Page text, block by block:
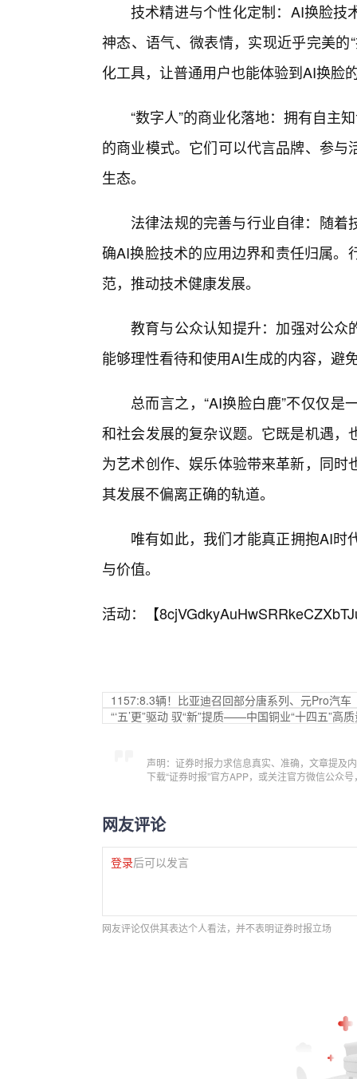
技术精进与个性化定制：AI换脸技
神态、语气、微表情，实现近乎完美
化工具，让普通用户也能体验到AI换脸
“数字人”的商业化落地：拥有自主
的商业模式。它们可以代言品牌、参
生态。
法律法规的完善与行业自律：随
确AI换脸技术的应用边界和责任归属
范，推动技术健康发展。
教育与公众认知提升：加强对公
能够理性看待和使用AI生成的内容，避
总而言之，“AI换脸白鹿”不仅仅
和社会发展的复杂议题。它既是机遇
为艺术创作、娱乐体验带来革新，同
其发展不偏离正确的轨道。
唯有如此，我们才能真正拥抱AI时
与价值。
活动：【
1157:8.3辆！比亚迪召回部分唐系列、元Pro汽车
“‘五’更”驱动 驭“新”提质——中国铜业“十四五”高
声明：证券时报力求信息真实、准确，文章提及
下载“证券时报”官方APP，或关注官方微信公众
网友评论
登录后可以发言
网友评论仅供其表达个人看法，并不表明证券时报立场